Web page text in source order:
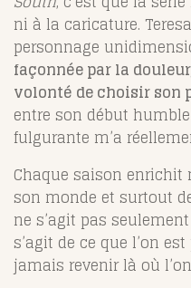
ni à la caricature.
personnage
façonnée par la
volonté de choisir son
entre son début
fulgurante m’a
Chaque saison
son monde et surtout
ne s’agit pas
s’agit de ce que l’on
jamais revenir là où